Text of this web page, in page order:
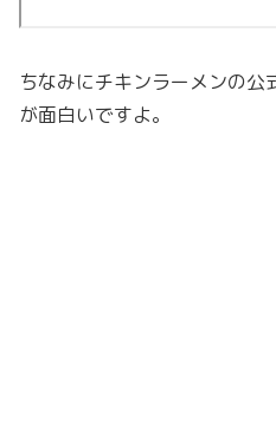
ちなみにチキンラーメンの公
が面白いですよ。